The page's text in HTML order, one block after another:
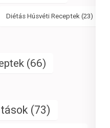
Diétás Húsvéti Receptek (23)
(66)
(73)